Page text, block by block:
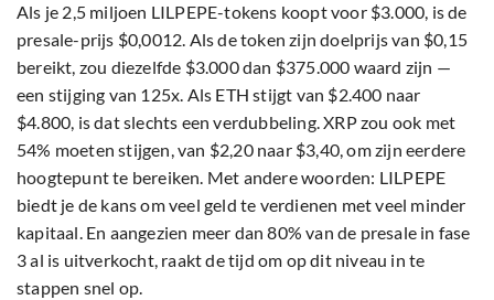
Als je 2,5 miljoen LILPEPE-tokens koopt voor $3.000, is de
presale-prijs $0,0012. Als de token zijn doelprijs van $0,15
bereikt, zou diezelfde $3.000 dan $375.000 waard zijn —
een stijging van 125x. Als ETH stijgt van $2.400 naar
$4.800, is dat slechts een verdubbeling. XRP zou ook met
54% moeten stijgen, van $2,20 naar $3,40, om zijn eerdere
hoogtepunt te bereiken. Met andere woorden: LILPEPE
biedt je de kans om veel geld te verdienen met veel minder
kapitaal. En aangezien meer dan 80% van de presale in fase
3 al is uitverkocht, raakt de tijd om op dit niveau in te
stappen snel op.